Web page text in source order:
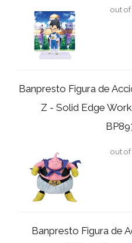
out
Banpresto Figura de
Z - Solid Edge
out
Banpresto Figura de